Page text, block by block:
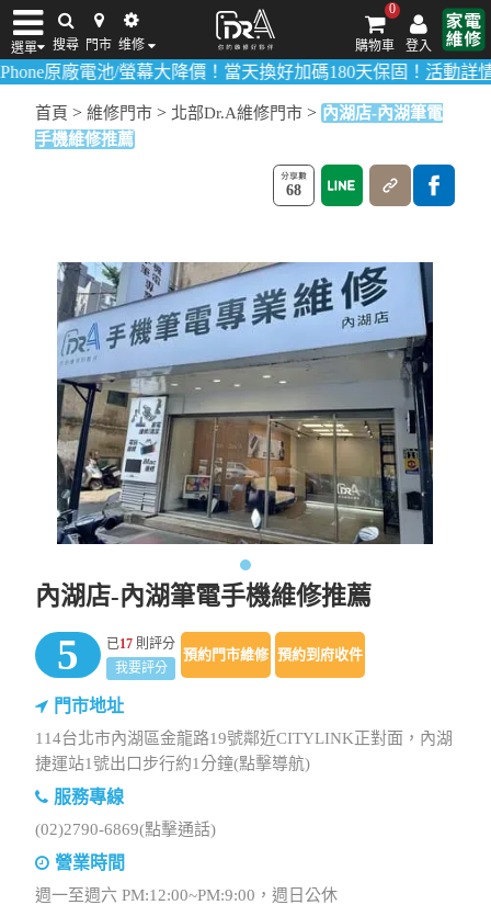
選單 搜尋 門市 维修 登入
0
購物車
iPhone維修/價格 筆電維修/價格 Android手機維修/價格 MacBook維修/價
池/螢幕大降價！當天換好加碼180天保固！活動詳情請點我！
首頁 >維修門市 > 北部Dr.A維修門市 > 內湖店-內湖筆電
手機維修推薦
68
內湖店-內湖筆電手機維修推薦
5 已17 則評分
我要評分
預約門市維修 預約到府收件
門市地址
114台北市內湖區金龍路19號鄰近CITYLINK正對面，內湖
捷運站1號出口步行約1分鐘(點擊導航)
服務專線
(02)2790-6869(點擊通話)
營業時間
週一至週六 PM:12:00~PM:9:00，週日公休